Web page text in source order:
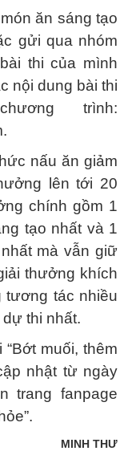
ăn sáng tạo
gửi qua nhóm
thi của mình
nội dung bài thi
trình:
nấu ăn giảm
lên tới 20
chính gồm 1
tạo nhất và 1
mà vẫn giữ
thưởng khích
tương tác nhiều
thi nhất.
muối, thêm
nhật từ ngày
trang fanpage
MINH THƯ